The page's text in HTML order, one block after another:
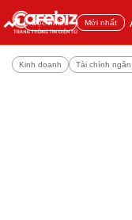
Đọc nhiều Mới nhất
Kinh doanh Tài chính